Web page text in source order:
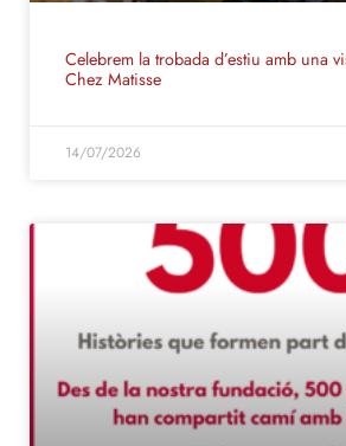
Celebrem la trobada d’estiu amb una
Chez Matisse
14/07/2026